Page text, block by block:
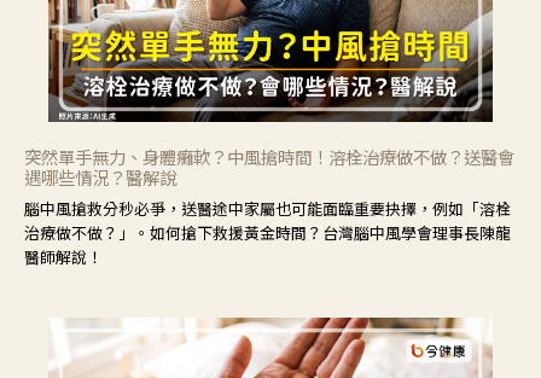
突然單手無力、身體癱軟？中風搶時間！溶栓治療做不做？送醫會
遇哪些情況？醫解說
腦中風搶救分秒必爭，送醫途中家屬也可能面臨重要抉擇，例如「溶栓
治療做不做？」。如何搶下救援黃金時間？台灣腦中風學會理事長陳龍
醫師解說！